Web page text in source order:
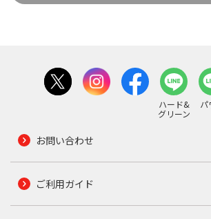
ハード&
グリーン
パ
お問い合わせ
ご利用ガイド